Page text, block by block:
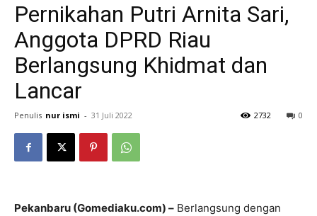
Pernikahan Putri Arnita Sari,
Anggota DPRD Riau
Berlangsung Khidmat dan
Lancar
Penulis nur ismi - 31 Juli 2022 0
2732
Pekanbaru (Gomediaku.com) – Berlangsung dengan